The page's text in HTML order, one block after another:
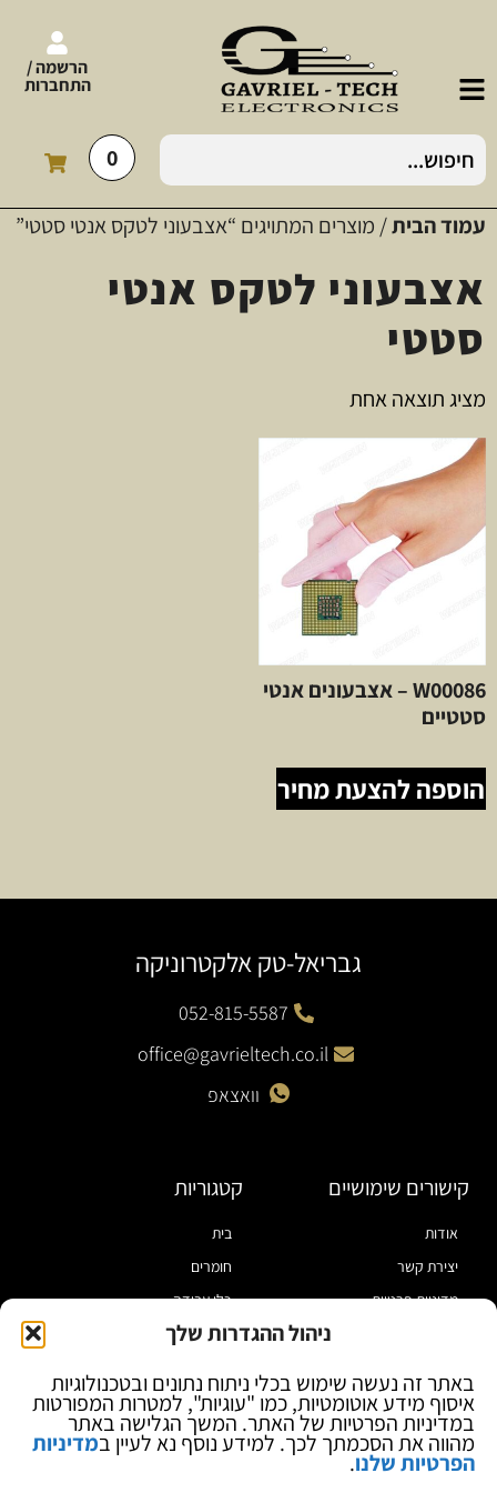
ניהול ההגדרות שלך
באתר זה נעשה שימוש בכלי ניתוח נתונים ובטכנולוגיות
איסוף מידע אוטומטיות, כמו "עוגיות", למטרות המפורטות
במדיניות הפרטיות של האתר. המשך הגלישה באתר
מהווה את הסכמתך לכך. למידע נוסף נא לעיין במדיניות
הפרטיות שלנו.
הרשמה /
התחברות
0
עמוד הבית/ מוצרים המתויגים “אצבעוני לטקס אנטי סטטי”
אצבעוני לטקס אנטי
סטטי
מציג תוצאה אחת
W00086 – אצבעונים אנטי
סטטיים
הוספה להצעת מחיר
גבריאל-טק אלקטרוניקה
052-815-5587
office@gavrieltech.co.il
וואצאפ
קישורים שימושיים
אודות
יצירת קשר
מדיניות פרטיות
בלוג
קטגוריות
בית
חומרים
כלי עבודה
מוצרי הלחמה
ספקי כח ומודדים
ציוד אופטי להגדלה